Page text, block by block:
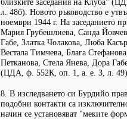
близките заседания на Клуба"
л. 48б). Новото ръководство е
ноември 1944 г. На заседанието
Мария Грубешлиева, Санда
Габе, Златка Чолакова, Люба
Вестала Тимчева, Блага
Петканова, Стела Янева, Дора
(ЦДА, ф. 552К, оп. 1, а. е. 3, л.
8. В изследването си Бурдийо
подобни контакти са
начин се установяват "меките